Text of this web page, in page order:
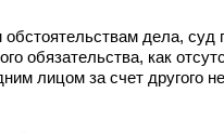
дела, суд
обязательства, как
лицом за счет другого